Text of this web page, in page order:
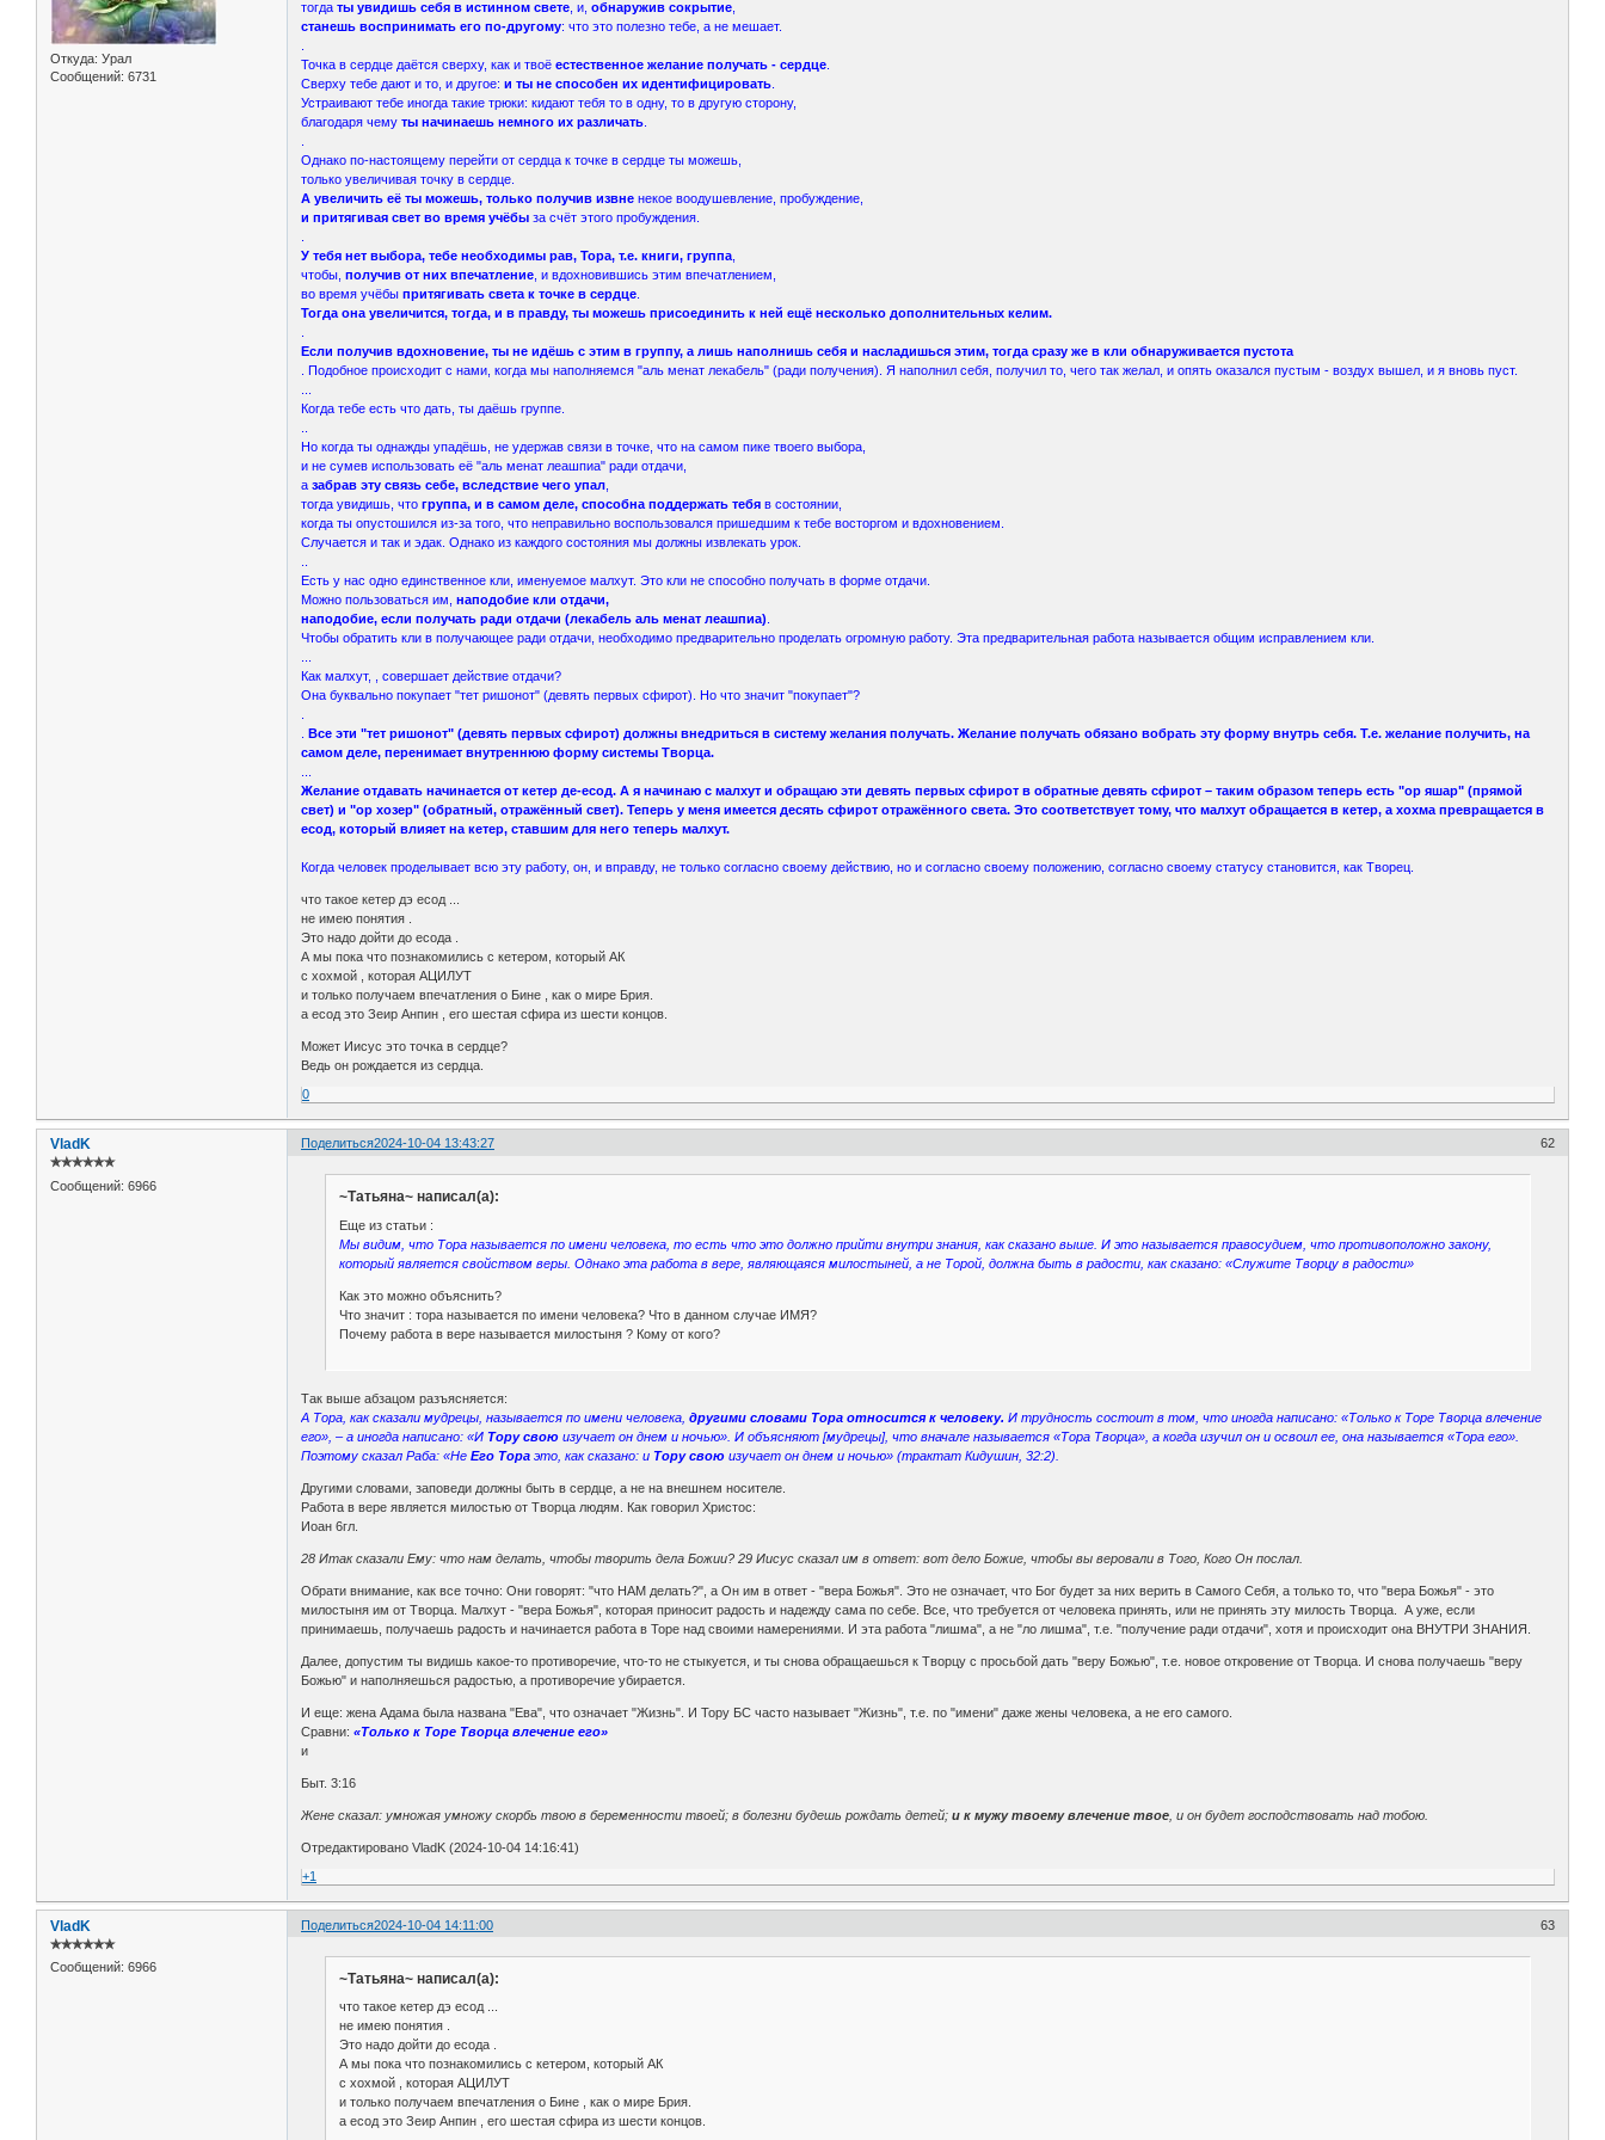
Откуда: Урал
Сообщений: 6731
тогда ты увидишь себя в истинном свете , и,обнаружив сокрытие
станешь воспринимать его по-другому: что это полезно тебе, а не мешает.
Точка в сердце даётся сверху, как и твоёестественное желание получать - сердце
Сверху тебе дают и то, и другое:и ты не способен их идентифицировать
Устраивают тебе иногда такие трюки: кидают тебя то в одну, то в другую сторону,
благодаря чемуты начинаешь немного их различать
Однако по-настоящему перейти от сердца к точке в сердце ты можешь,
только увеличивая точку в сердце.
А увеличить её ты можешь, только получив извне некое воодушевление, пробуждение,
и притягивая свет во время учёбыза счёт этого пробуждения.
У тебя нет выбора, тебе необходимы рав, Тора, т.е. книги, группа
чтобы,получив от них впечатление , и вдохновившись этим впечатлением,
во время учёбыпритягивать света к точке в сердце
Тогда она увеличится, тогда, и в правду, ты можешь присоединить к ней ещё несколько дополнительных келим.
Если получив вдохновение, ты не идёшь с этим в группу, а лишь наполнишь себя и насладишься этим, тогда сразу же в кли обнаруживается пустота
. Подобное происходит с нами, когда мы наполняемся "аль менат лекабель" (ради получения). Я наполнил себя, получил то, чего так желал, и опять оказался пустым - воздух вышел, и я вновь пуст.
Когда тебе есть что дать, ты даёшь группе.
Но когда ты однажды упадёшь, не удержав связи в точке, что на самом пике твоего выбора,
и не сумев использовать её "аль менат леашпиа" ради отдачи,
азабрав эту связь себе, вследствие чего упал
тогда увидишь, чтогруппа, и в самом деле, способна поддержать тебя в состоянии,
когда ты опустошился из-за того, что неправильно воспользовался пришедшим к тебе восторгом и вдохновением.
Случается и так и эдак. Однако из каждого состояния мы должны извлекать урок.
Есть у нас одно единственное кли, именуемое малхут. Это кли не способно получать в форме отдачи.
Можно пользоваться им,наподобие кли отдачи,
наподобие, если получать ради отдачи (лекабель аль менат леашпиа)
Чтобы обратить кли в получaющeе ради отдачи, необходимо предварительно проделать огромную работу. Эта предварительная работа называется общим исправлением кли.
Как малхут, , совершает действие отдачи?
Она буквально покупает "тет ришонот" (девять первых сфирот). Но что значит "покупает"?
Все эти "тет ришонот" (девять первых сфирот) должны внедриться в систему желания получать. Желание получать обязано вобрать эту форму внутрь себя. Т.е. желание получить, на
самом деле, перенимает внутреннюю форму системы Творца.
Желание отдавать начинается от кетер де-eсод. А я начинаю с малхут и обращаю эти девять первых сфирот в обратные девять сфирот – таким образом теперь есть "ор яшар" (прямой
свет) и "ор хозер" (обратный, отражённый свет). Теперь у меня имеется десять сфирот отражённого света. Это соответствует тому, что малхут обращается в кетер, а хохма превращается в
есод, который влияет на кетер, ставшим для него теперь малхут.
Когда человек проделывает всю эту работу, он, и вправду, не только согласно своему действию, но и согласно своему положению, согласно своему статусу становится, как Творец.
что такое кетер дэ есод ...
не имею понятия .
Это надо дойти до есода .
А мы пока что познакомились с кетером, который АК
с хохмой , которая АЦИЛУТ
и только получаем впечатления о Бине , как о мире Брия.
а есод это Зеир Анпин , его шестая сфира из шести концов.
Может Иисус это точка в сердце?
Ведь он рождается из сердца.
0
Поделиться 62
2024-10-04 13:43:27
VladK
✯✯✯✯✯✯
Сообщений: 6966
~Татьяна~ написал(а):
Еще из статьи :
Мы видим, что Тора называется по имени человека, то есть что это должно прийти внутри знания, как сказано выше. И это называется правосудием, что противоположно закону,
который является свойством веры. Однако эта работа в вере, являющаяся милостыней, а не Торой, должна быть в радости, как сказано: «Служите Творцу в радости»
Как это можно объяснить?
Что значит : тора называется по имени человека? Что в данном случае ИМЯ?
Почему работа в вере называется милостыня ? Кому от кого?
Так выше абзацом разъясняется:
А Тора, как сказали мудрецы, называется по имени человека,другими словами Тора относится к человеку. И трудность состоит в том, что иногда написано: «Только к Торе Творца влечение
его», – а иногда написано: «И Тору свою изучает он днем и ночью». И объясняют [мудрецы], что вначале называется «Тора Творца», а когда изучил он и освоил ее, она называется «Тора его».
Поэтому сказал Раба: «НеЕго Тора это, как сказано: и Тору свою изучает он днем и ночью» (трактат Кидушин, 32:2).
Другими словами, заповеди должны быть в сердце, а не на внешнем носителе.
Работа в вере является милостью от Творца людям. Как говорил Христос:
Иоан 6гл.
28 Итак сказали Ему: что нам делать, чтобы творить дела Божии? 29 Иисус сказал им в ответ: вот дело Божие, чтобы вы веровали в Того, Кого Он послал.
Обрати внимание, как все точно: Они говорят: "что НАМ делать?", а Он им в ответ - "вера Божья". Это не означает, что Бог будет за них верить в Самого Себя, а только то, что "вера Божья" - это
милостыня им от Творца. Малхут - "вера Божья", которая приносит радость и надежду сама по себе. Все, что требуется от человека принять, или не принять эту милость Творца. А уже, если
принимаешь, получаешь радость и начинается работа в Торе над своими намерениями. И эта работа "лишма", а не "ло лишма", т.е. "получение ради отдачи", хотя и происходит она ВНУТРИ ЗНАНИЯ.
Далее, допустим ты видишь какое-то противоречие, что-то не стыкуется, и ты снова обращаешься к Творцу с просьбой дать "веру Божью", т.е. новое откровение от Творца. И снова получаешь "веру
Божью" и наполняешься радостью, а противоречие убирается.
И еще: жена Адама была названа "Ева", что означает "Жизнь". И Тору БС часто называет "Жизнь", т.е. по "имени" даже жены человека, а не его самого.
Сравни:«Только к Торе Творца влечение его»
и
Быт. 3:16
Жене сказал: умножая умножу скорбь твою в беременности твоей; в болезни будешь рождать детей;и к мужу твоему влечение твое , и он будет господствовать над тобою.
Отредактировано VladK (2024-10-04 14:16:41)
+1
Поделиться 63
2024-10-04 14:11:00
VladK
✯✯✯✯✯✯
Сообщений: 6966
~Татьяна~ написал(а):
что такое кетер дэ есод ...
не имею понятия .
Это надо дойти до есода .
А мы пока что познакомились с кетером, который АК
с хохмой , которая АЦИЛУТ
и только получаем впечатления о Бине , как о мире Брия.
а есод это Зеир Анпин , его шестая сфира из шести концов.